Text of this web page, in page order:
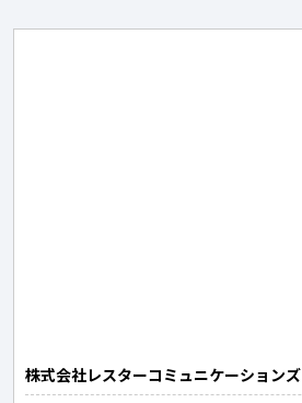
株式会社レスターコミュニケーションズ